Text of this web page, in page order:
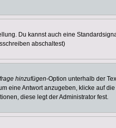
Du kannst auch eine
abschaltest)
hinzufügen-Option unterhalb der
eine Antwort anzugeben, klicke auf die
diese legt der Administrator fest.